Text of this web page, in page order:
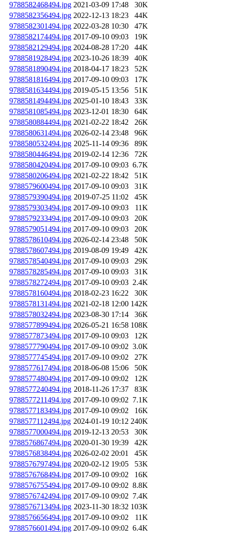
9788582468494.jpg 2021-03-09 17:48
30K
9788582356494.jpg 2022-12-13 18:23
44K
9788582301494.jpg 2022-03-28 10:30
47K
9788582174494.jpg 2017-09-10 09:03
19K
9788582129494.jpg 2024-08-28 17:20
44K
9788581928494.jpg 2023-10-26 18:39
40K
9788581890494.jpg 2018-04-17 18:23
52K
9788581816494.jpg 2017-09-10 09:03
17K
9788581634494.jpg 2019-05-15 13:56
51K
9788581494494.jpg 2025-01-10 18:43
33K
9788581085494.jpg 2023-12-01 18:30
64K
9788580884494.jpg 2021-02-22 18:42
26K
9788580631494.jpg 2026-02-14 23:48
96K
9788580532494.jpg 2025-11-14 09:36
89K
9788580446494.jpg 2019-02-14 12:36
72K
9788580420494.jpg 2017-09-10 09:03 6.7K
9788580206494.jpg 2021-02-22 18:42
51K
9788579600494.jpg 2017-09-10 09:03
31K
9788579390494.jpg 2019-07-25 11:02
45K
9788579303494.jpg 2017-09-10 09:03
11K
9788579233494.jpg 2017-09-10 09:03
20K
9788579051494.jpg 2017-09-10 09:03
20K
9788578610494.jpg 2026-02-14 23:48
50K
9788578607494.jpg 2019-08-09 19:49
42K
9788578540494.jpg 2017-09-10 09:03
29K
9788578285494.jpg 2017-09-10 09:03
31K
9788578272494.jpg 2017-09-10 09:03 2.4K
9788578160494.jpg 2018-02-23 16:22
30K
9788578131494.jpg 2021-02-18 12:00 142K
9788578032494.jpg 2023-08-30 17:14
36K
9788577899494.jpg 2026-05-21 16:58 108K
9788577873494.jpg 2017-09-10 09:03
12K
9788577790494.jpg 2017-09-10 09:02 3.0K
9788577745494.jpg 2017-09-10 09:02
27K
9788577617494.jpg 2018-06-08 15:06
50K
9788577480494.jpg 2017-09-10 09:02
12K
9788577240494.jpg 2018-11-26 17:37
83K
9788577211494.jpg 2017-09-10 09:02 7.1K
9788577183494.jpg 2017-09-10 09:02
16K
9788577112494.jpg 2024-01-19 10:12 240K
9788577000494.jpg 2019-12-13 20:53
30K
9788576867494.jpg 2020-01-30 19:39
42K
9788576838494.jpg 2026-02-02 20:01
45K
9788576797494.jpg 2020-02-12 19:05
53K
9788576768494.jpg 2017-09-10 09:02
16K
9788576755494.jpg 2017-09-10 09:02 8.8K
9788576742494.jpg 2017-09-10 09:02 7.4K
9788576713494.jpg 2023-11-30 18:32 103K
9788576656494.jpg 2017-09-10 09:02
11K
9788576601494.jpg 2017-09-10 09:02 6.4K